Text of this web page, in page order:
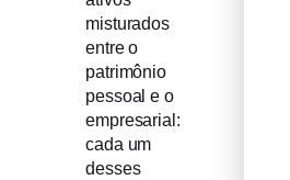
misturados
entre o
patrimônio
pessoal e o
empresarial:
cada um
desses